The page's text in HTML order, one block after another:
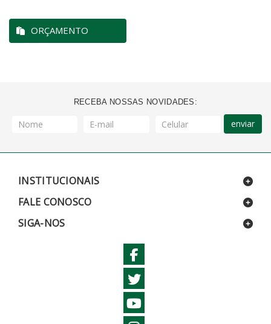
ORÇAMENTO
RECEBA NOSSAS NOVIDADES:
enviar
INSTITUCIONAIS
FALE CONOSCO
SIGA-NOS